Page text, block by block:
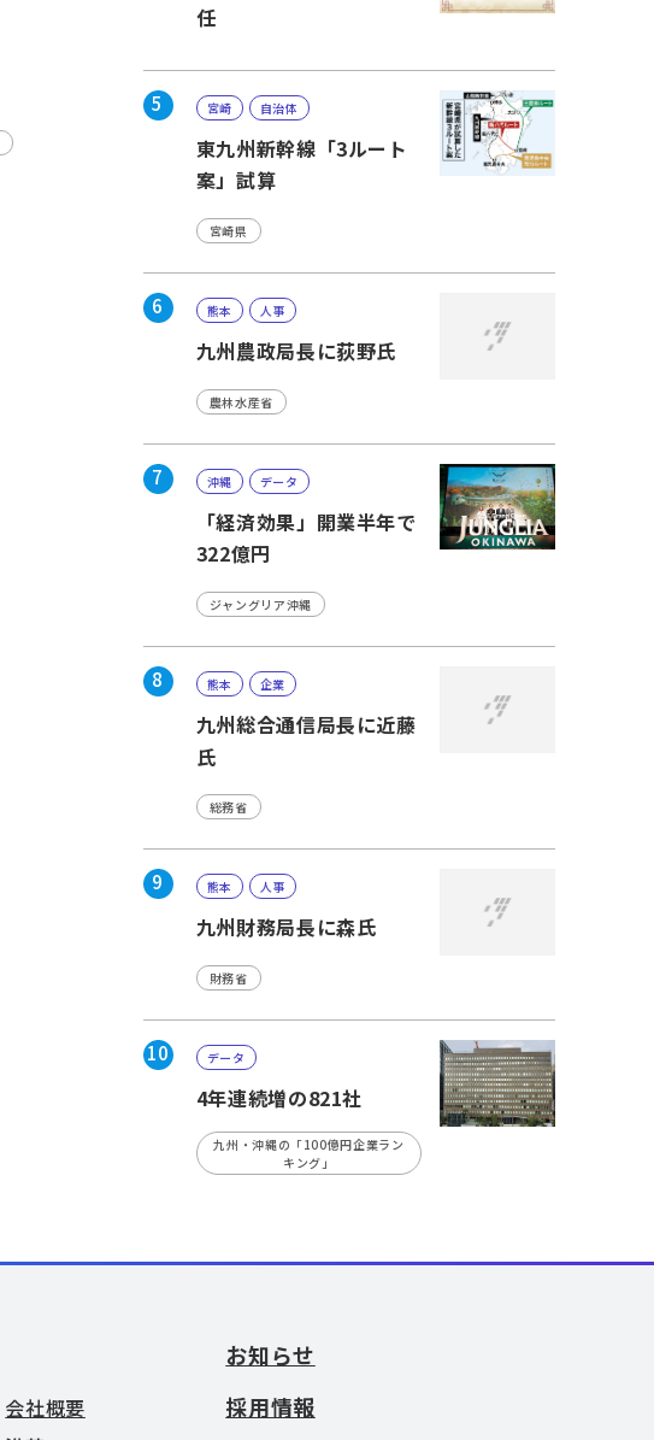
任
5 宮崎 自治体
東九州新幹線「3ルート
案」試算
宮崎県
6 熊本 人事
九州農政局長に荻野氏
農林水産省
7 沖縄 データ
「経済効果」開業半年で
322億円
ジャングリア沖縄
8 熊本 企業
九州総合通信局長に近藤
氏
総務省
9 熊本 人事
九州財務局長に森氏
財務省
10 データ
4年連続増の821社
九州・沖縄の「100億円企業ラン
キング」
会社概要
お知らせ
採用情報